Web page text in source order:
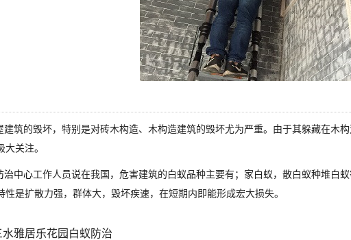
筑的毁坏，特别是对砖木构造、木构造建筑的毁坏尤为严重。由于其躲藏在木
关注。
治中心工作人员说在我国，危害建筑的白蚁品种主要有；家白蚁，散白蚁种堆白
性是扩散力强，群体大，毁坏疾速，在短期内即能形成宏大损失。
水雅居乐花园白蚁防治